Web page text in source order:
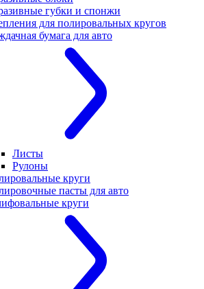
губки и спонжи
для полировальных кругов
бумага для авто
Листы
Рулоны
круги
пасты для авто
круги